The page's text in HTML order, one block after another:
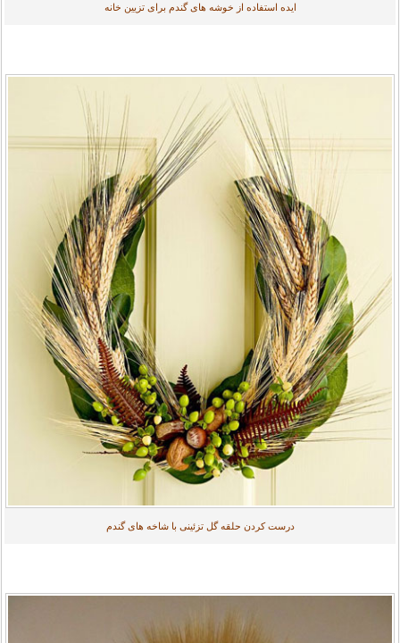
ایده استفاده از خوشه های گندم برای تزیین خانه
درست کردن حلقه گل تزئینی با شاخه های گندم